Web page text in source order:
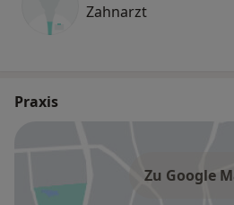
Zahnarzt
Praxis
Zu Google